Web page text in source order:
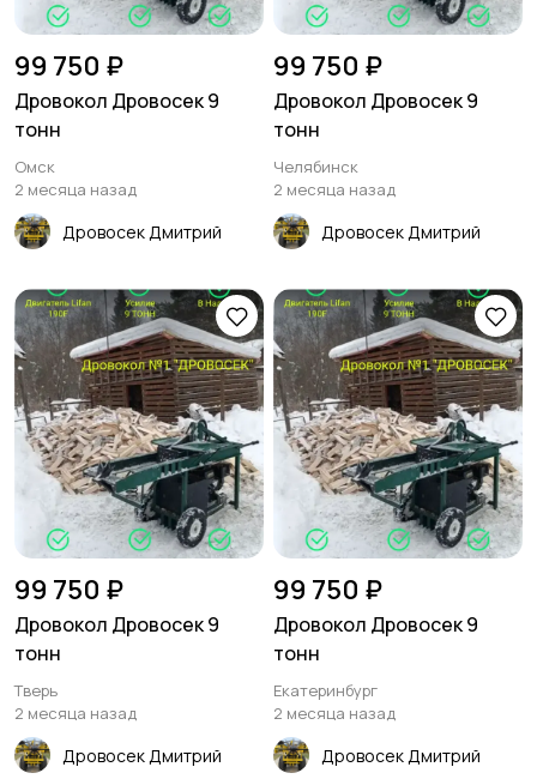
99 750 ₽
Дровокол Дровосек 9
тонн
Омск
2 месяца назад
Дровосек Дмитрий
99 750 ₽
Дровокол Дровосек 9
тонн
Челябинск
2 месяца назад
Дровосек Дмитрий
99 750 ₽
Дровокол Дровосек 9
тонн
Тверь
2 месяца назад
Дровосек Дмитрий
99 750 ₽
Дровокол Дровосек 9
тонн
Екатеринбург
2 месяца назад
Дровосек Дмитрий